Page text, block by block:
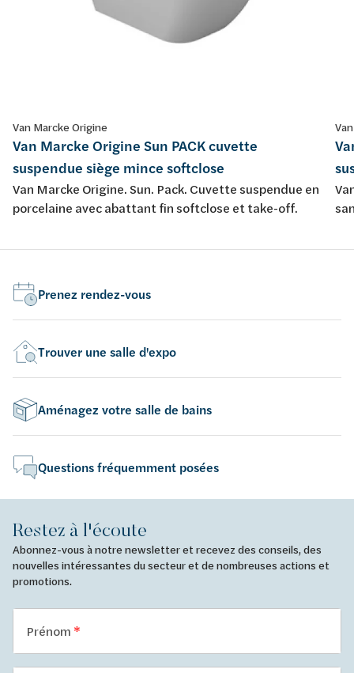
Van Marcke Origine
Van Marcke Origine Sun PACK cuvette
suspendue siège mince softclose
Van Marcke Origine. Sun. Pack. Cuvette suspendue en
porcelaine avec abattant fin softclose et take-off.
Prenez rendez-vous
Trouver une salle d'expo
Aménagez votre salle de bains
Questions fréquemment posées
Restez à l'écoute
Abonnez-vous à notre newsletter et recevez des conseils, des
nouvelles intéressantes du secteur et de nombreuses actions et
promotions.
Prénom